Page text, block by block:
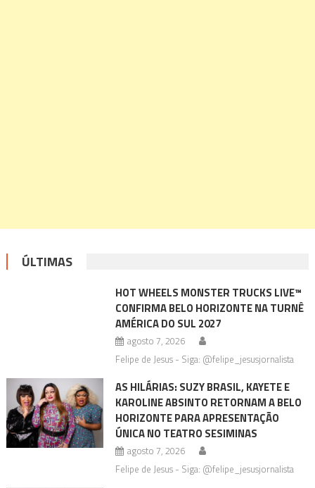
ÚLTIMAS
HOT WHEELS MONSTER TRUCKS LIVE™
CONFIRMA BELO HORIZONTE NA TURNÊ
AMÉRICA DO SUL 2027
agosto 7, 2026
Felipe de Jesus - Siga: @felipe_jesusjornalista
AS HILÁRIAS: SUZY BRASIL, KAYETE E
KAROLINE ABSINTO RETORNAM A BELO
HORIZONTE PARA APRESENTAÇÃO
ÚNICA NO TEATRO SESIMINAS
agosto 7, 2026
Felipe de Jesus - Siga: @felipe_jesusjornalista